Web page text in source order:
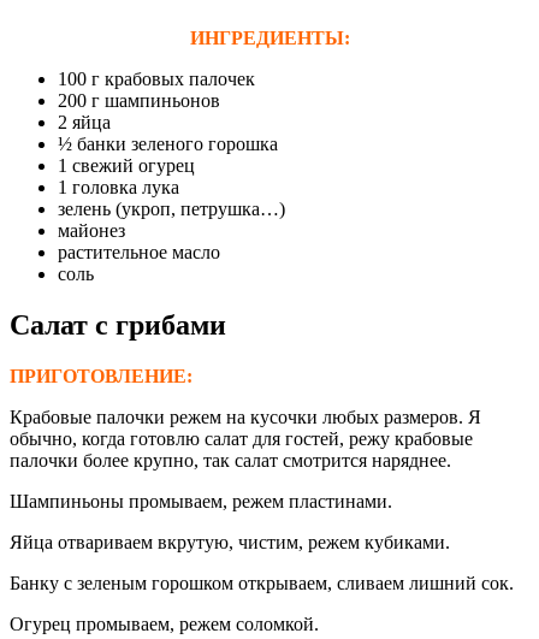
ИНГРЕДИЕНТЫ:
100 г крабовых палочек
200 г шампиньонов
2 яйца
½ банки зеленого горошка
1 свежий огурец
1 головка лука
зелень (укроп, петрушка…)
майонез
растительное масло
соль
Салат с грибами
ПРИГОТОВЛЕНИЕ:
Крабовые палочки режем на кусочки любых размеров. Я
обычно, когда готовлю салат для гостей, режу крабовые
палочки более крупно, так салат смотрится наряднее.
Шампиньоны промываем, режем пластинами.
Яйца отвариваем вкрутую, чистим, режем кубиками.
Банку с зеленым горошком открываем, сливаем лишний сок.
Огурец промываем, режем соломкой.